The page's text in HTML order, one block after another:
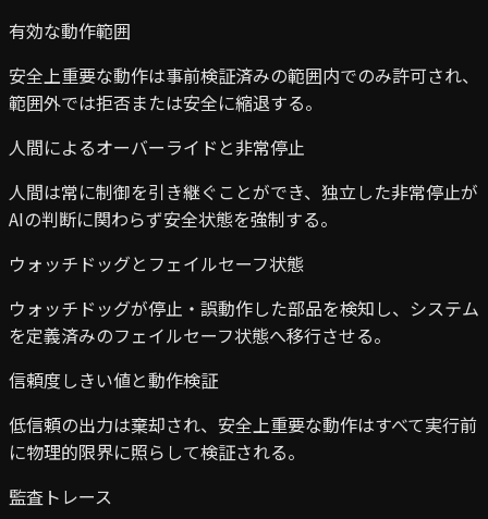
有効な動作範囲
安全上重要な動作は事前検証済みの範囲内でのみ許可され、
範囲外では拒否または安全に縮退する。
人間によるオーバーライドと非常停止
人間は常に制御を引き継ぐことができ、独立した非常停止が
AIの判断に関わらず安全状態を強制する。
ウォッチドッグとフェイルセーフ状態
ウォッチドッグが停止・誤動作した部品を検知し、システム
を定義済みのフェイルセーフ状態へ移行させる。
信頼度しきい値と動作検証
低信頼の出力は棄却され、安全上重要な動作はすべて実行前
に物理的限界に照らして検証される。
監査トレース